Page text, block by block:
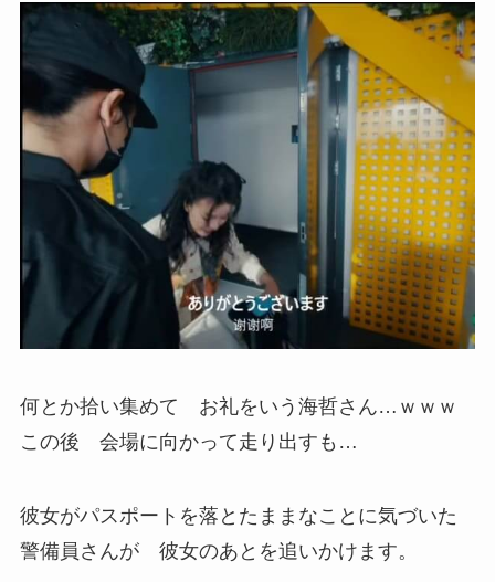
何とか拾い集めて お礼をいう海哲さん…ｗｗｗ
この後 会場に向かって走り出すも…
彼女がパスポートを落とたままなことに気づいた
警備員さんが 彼女のあとを追いかけます。